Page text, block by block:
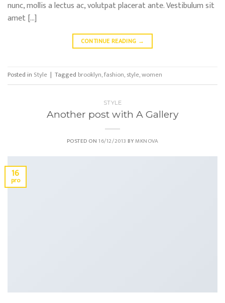
nunc, mollis a lectus ac, volutpat placerat ante. Vestibulum sit
amet […]
CONTINUE READING →
Posted in Style | Tagged brooklyn,fashion,style,women
STYLE
Another post with A Gallery
POSTED ON16/12/2013 BY MKNOVA
16
pro